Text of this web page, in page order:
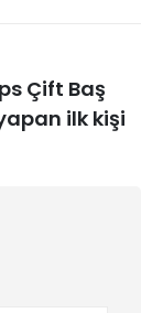
Çift Baş
ilk kişi